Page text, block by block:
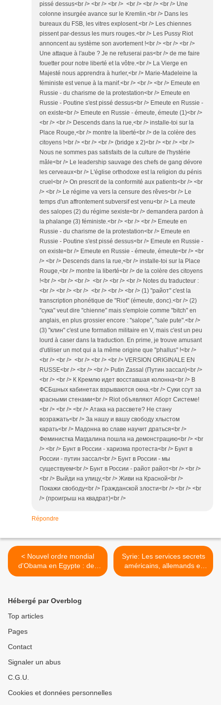
pissé dessus<br /> <br /> <br /> <br /> <br /> <br /> Une
colonne insurgée avance sur le Kremlin.<br /> Dans les
bureaux du FSB, les vitres explosent.<br /> Les chiennes
pissent par-dessus les murs rouges.<br /> Les Pussy Riot
annoncent au système son avortement !<br /> <br /> <br />
Une attaque à l'aube ? Je ne refuserai pas<br /> de me faire
fouetter pour notre liberté et la vôtre.<br /> La Vierge en
Majesté nous apprendra à hurler,<br /> Marie-Madeleine la
féministe est venue à la manif.<br /> <br /> <br /> Emeute en
Russie - du charisme de la protestation<br /> Emeute en
Russie - Poutine s'est pissé dessus<br /> Emeute en Russie -
on existe<br /> Emeute en Russie - émeute, émeute (1)<br />
<br /> <br /> Descends dans la rue,<br /> installe-toi sur la
Place Rouge,<br /> montre la liberté<br /> de la colère des
citoyens !<br /> <br /> <br /> (bridge x 2)<br /> <br /> <br />
Nous ne sommes pas satisfaits de la culture de l'hystérie
mâle<br /> Le leadership sauvage des chefs de gang dévore
les cerveaux<br /> L'église orthodoxe est la religion du pénis
cruel<br /> On prescrit de la conformité aux patients<br /> <br
/> <br /> Le régime va vers la censure des rêves<br /> Le
temps d'un affrontement subversif est venu<br /> La meute
des salopes (2) du régime sexiste<br /> demandera pardon à
la phalange (3) féministe.<br /> <br /> <br /> Emeute en
Russie - du charisme de la protestation<br /> Emeute en
Russie - Poutine s'est pissé dessus<br /> Emeute en Russie -
on existe<br /> Emeute en Russie - émeute, émeute<br /> <br
/> <br /> Descends dans la rue,<br /> installe-toi sur la Place
Rouge,<br /> montre la liberté<br /> de la colère des citoyens
!<br /> <br /> <br /> <br /> <br /> <br /> Notes du traducteur :
<br /> <br /> <br /> <br /> <br /> <br /> (1) "райот" c'est la
transcription phonétique de "Riot" (émeute, donc).<br /> (2)
"сукa" veut dire "chienne" mais s'emploie comme "bitch" en
anglais, en plus grossier encore : "salope", "sale pute".<br />
(3) "клин" c'est une formation militaire en V, mais c'est un peu
lourd à caser dans la traduction. En prime, je trouve amusant
d'utiliser un mot qui a la même origine que "phallus" !<br />
<br /> <br /> <br /> <br /> <br /> VERSION ORIGINALE EN
RUSSE<br /> <br /> <br /> Putin Zassal (Путин зассал)<br />
<br /> <br /> К Кремлю идет восставшая колонна<br /> В
ФСБшных кабинетах взрываются окна.<br /> Суки ссут за
красными стенами<br /> Riot объявляют Аборт Системе!
<br /> <br /> <br /> Атака на рассвете? Не стану
возражать<br /> За нашу и вашу свободу хлыстом
карать<br /> Мадонна во славе научит драться<br />
Феминистка Магдалина пошла на демонстрацию<br /> <br
/> <br /> Бунт в России - харизма протеста<br /> Бунт в
России - путин зассал<br /> Бунт в России - мы
существуем<br /> Бунт в России - райот райот<br /> <br />
<br /> Выйди на улицу,<br /> Живи на Красной<br />
Покажи свободу<br /> Гражданской злости<br /> <br /> <br
/> (проигрыш на квадрат)<br />
Répondre
< Nouvel ordre mondial
d'Obama en Egypte : des
opposants chrétiens à
Syrie: Les services secrets
américains, allemands et
anglais aident les "rebelles"
Hébergé par Overblog
Top articles
Pages
Contact
Signaler un abus
C.G.U.
Cookies et données personnelles